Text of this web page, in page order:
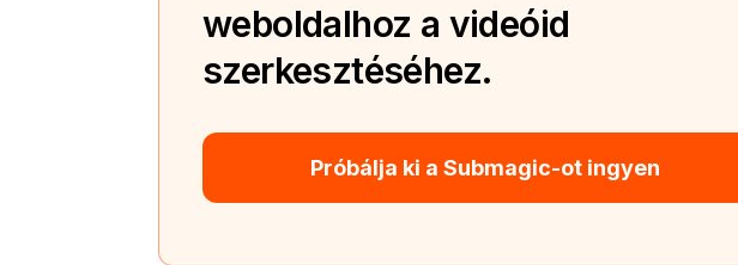
weboldalhoz a videóid
szerkesztéséhez.
Próbálja ki a Submagic-ot ingyen